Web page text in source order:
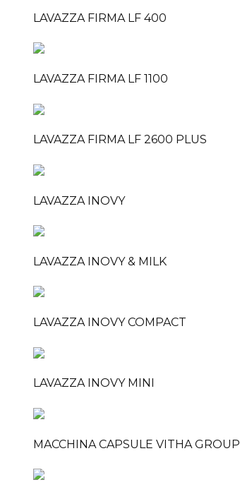
LAVAZZA FIRMA LF 400
LAVAZZA FIRMA LF 1100
LAVAZZA FIRMA LF 2600 PLUS
LAVAZZA INOVY
LAVAZZA INOVY & MILK
LAVAZZA INOVY COMPACT
LAVAZZA INOVY MINI
MACCHINA CAPSULE VITHA GROUP